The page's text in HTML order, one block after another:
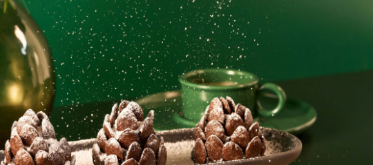
Mittwoch
MITTWOCH
Donnerstag
DONNERSTAG
Freitag
FREITAG 09:00
Samstag
SAMSTAG 09:00—